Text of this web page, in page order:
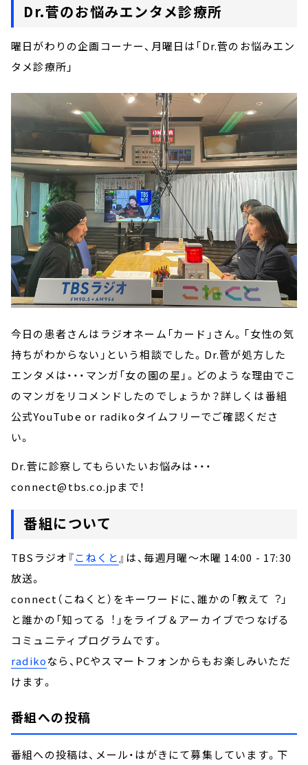
Dr.菅のお悩みエンタメ診療所
曜日がわりの企画コーナー、月曜日は「Dr.菅のお悩みエン
タメ診療所」
今日の患者さんはラジオネーム「カード」さん。「女性の気
持ちがわからない」という相談でした。Dr.菅が処方した
エンタメは・・・マンガ「女の園の星」。どのような理由でこ
のマンガをリコメンドしたのでしょうか？詳しくは番組
公式YouTube or radikoタイムフリーでご確認くださ
い。
Dr.菅に診察してもらいたいお悩みは・・・
connect@tbs.co.jpまで！
番組について
TBSラジオ『こねくと 』は、毎週月曜～木曜 14:00 - 17:30
放送。
connect（こねくと）をキーワードに、誰かの「教えて︖」
と誰かの「知ってる︕」をライブ＆アーカイブでつなげる
コミュニティプログラムです。
radikoなら、PCやスマートフォンからもお楽しみいただ
けます。
番組への投稿
番組への投稿は、メール・はがきにて募集しています。下